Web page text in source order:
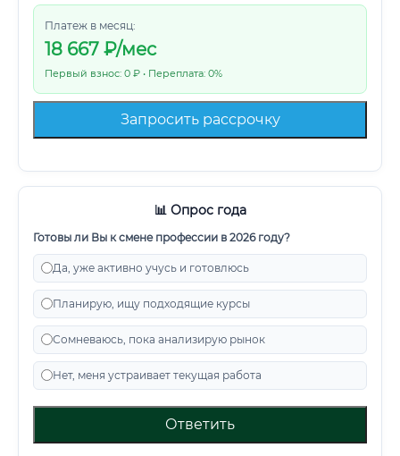
Платеж в месяц:
18 667 ₽/мес
Первый взнос: 0 ₽ • Переплата: 0%
Запросить рассрочку
📊 Опрос года
Готовы ли Вы к смене профессии в 2026 году?
Да, уже активно учусь и готовлюсь
Планирую, ищу подходящие курсы
Сомневаюсь, пока анализирую рынок
Нет, меня устраивает текущая работа
Ответить